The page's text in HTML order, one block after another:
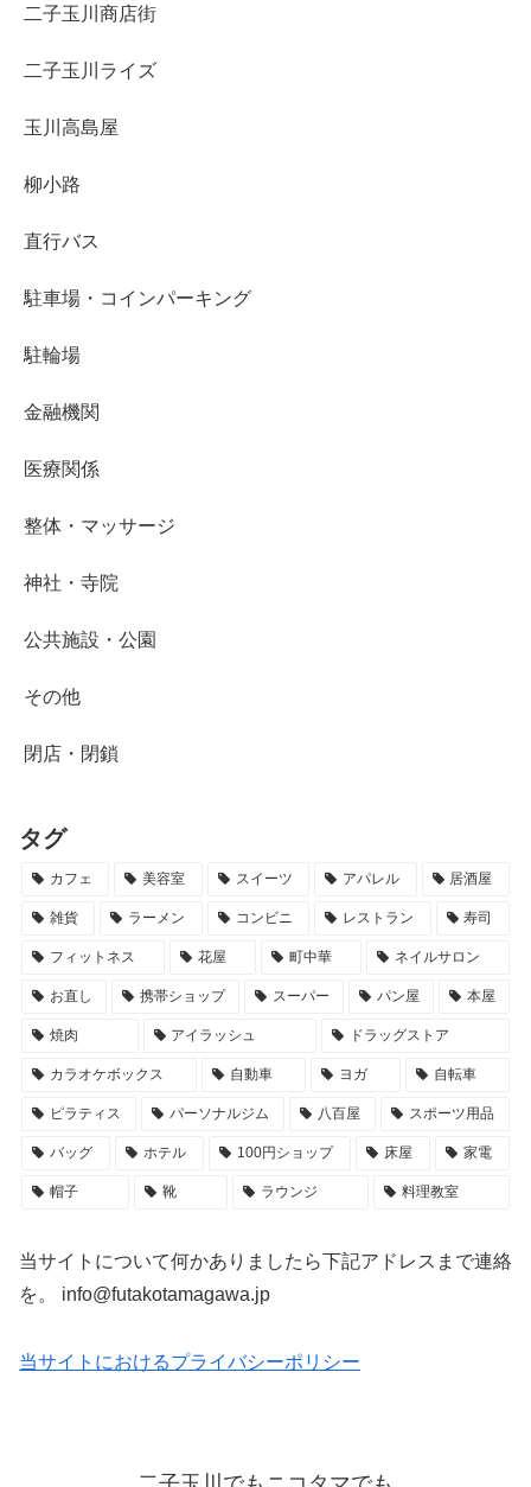
二子玉川商店街
二子玉川ライズ
玉川高島屋
柳小路
直行バス
駐車場・コインパーキング
駐輪場
金融機関
医療関係
整体・マッサージ
神社・寺院
公共施設・公園
その他
閉店・閉鎖
タグ
カフェ 美容室 スイーツ アパレル 居酒屋
雑貨 ラーメン コンビニ レストラン 寿司
フィットネス 花屋 町中華 ネイルサロン
お直し 携帯ショップ スーパー パン屋 本屋
焼肉 アイラッシュ ドラッグストア
カラオケボックス 自動車 ヨガ 自転車
ピラティス パーソナルジム 八百屋 スポーツ用品
バッグ ホテル 100円ショップ 床屋 家電
帽子 靴 ラウンジ 料理教室
当サイトについて何かありましたら下記アドレスまで連絡
を。 info@futakotamagawa.jp
当サイトにおけるプライバシーポリシー